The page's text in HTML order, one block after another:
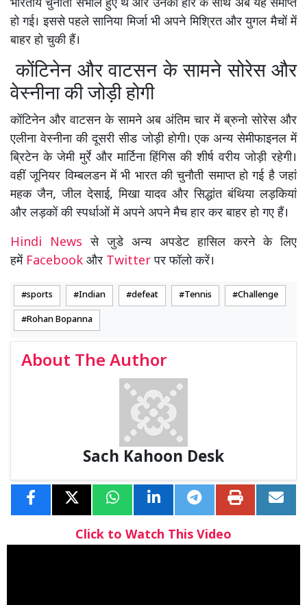
भारतीय चुनौती संभाले हुए थे और उनकी हार के साथ अब यह समाप्त
हो गई। इससे पहले सानिया मिर्जा भी अपने मिश्रित और युगल मैचों में
बाहर हो चुकी हैं।
कोंटिनेन और वाटसन के सामने सोरेस और
वेस्नीना की जोड़ी होगी
कोंटिनेन और वाटसन के सामने अब अंतिम चार में ब्रुनो सोरेस और
एलीना वेस्नीना की दूसरी सीड जोड़ी होगी। एक अन्य सेमीफाइनल में
ब्रिटेन के जेमी मुर्रे और मार्टिना हिंगिस की शीर्ष वरीय जोड़ी रहेगी।
वहीं जूनियर विम्बलडन में भी भारत की चुनौती समाप्त हो गई है जहां
महक जैन, जील देसाई, मिखा यादव और सिद्धांत बंथिया लड़कियां
और लड़कों की स्पर्धाओं में अपने अपने मैच हार कर बाहर हो गए हैं।
Hindi Newsसे जुडे अन्य अपडेट हासिल करने के लिए
हमें Facebook और Twitterपर फॉलो करें।
sports Indian defeat Tennis Challenge
Rohan Bopanna
About The Author
Sach Kahoon Desk
Click to Watch This Video